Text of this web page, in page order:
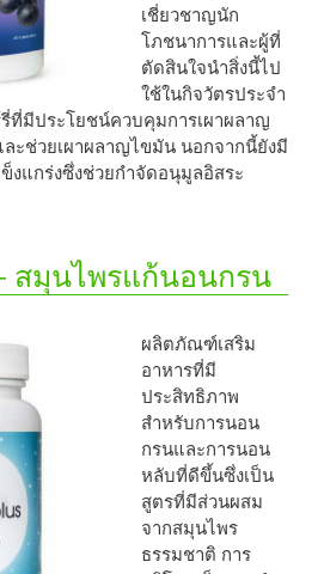
เชี่ยวชาญนัก
โภชนาการและผู้ที่
ตัดสินใจนำสิ่งนี้ไป
ใช้ในกิจวัตรประจำ
รี่ที่มีประโยชน์ควบคุมการเผาผลาญ
ะช่วยเผาผลาญไขมัน นอกจากนี้ยังมี
แกร่งซึ่งช่วยกำจัดอนุมูลอิสระ
สมุนไพรแก้นอนกรน
ผลิตภัณฑ์เสริม
อาหารที่มี
ประสิทธิภาพ
สำหรับการนอน
กรนและการนอน
หลับที่ดีขึ้นซึ่งเป็น
สูตรที่มีส่วนผสม
จากสมุนไพร
ธรรมชาติ การ